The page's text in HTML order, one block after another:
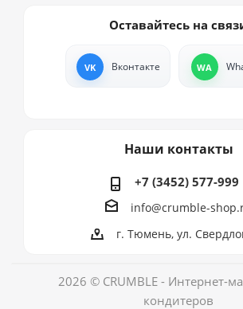
Оставайтесь на
Вконтакте
Наши контакты
+7 (3452) 577-999
info@crumble-
г. Тюмень, ул.
2026 © CRUMBLE - Интернет-
кондитеров